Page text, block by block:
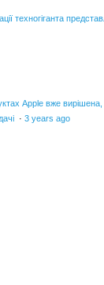
техногіганта
Apple вже
· 3 years ago